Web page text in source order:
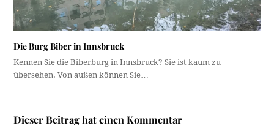
Die Burg Biber in Innsbruck
Kennen Sie die Biberburg in Innsbruck? Sie ist kaum zu
übersehen. Von außen können Sie…
Dieser Beitrag hat einen Kommentar